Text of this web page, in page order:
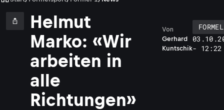
Helmut
Marko: «Wir
arbeiten in
alle
Richtungen»
Gerhard
Kuntschik
Von
- 12:22